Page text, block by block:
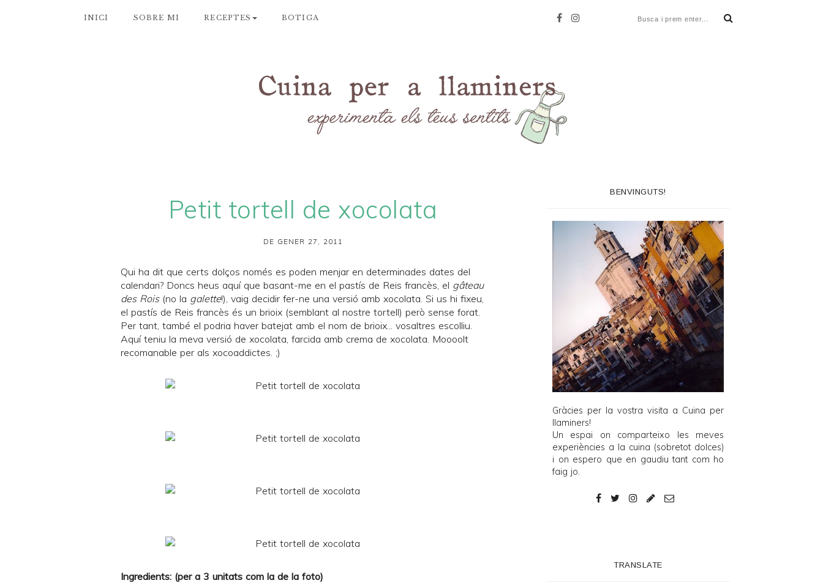
INICI SOBRE MI RECEPTES BOTIGA
Petit tortell de xocolata
DE GENER 27, 2011
Qui ha dit que certs dolços només es poden menjar en determinades dates del
calendari? Doncs heus aquí que basant-me en el pastís de Reis francès, el gâteau
des Rois (no la galette!), vaig decidir fer-ne una versió amb xocolata. Si us hi fixeu,
el pastís de Reis francès és un brioix (semblant al nostre tortell) però sense forat.
Per tant, també el podria haver batejat amb el nom de brioix... vosaltres escolliu.
Aquí teniu la meva versió de xocolata, farcida amb crema de xocolata. Moooolt
recomanable per als xocoaddictes. ;)
Ingredients: (per a 3 unitats com la de la foto)
BENVINGUTS!
Gràcies per la vostra visita a Cuina per
llaminers!
Un espai on comparteixo les meves
experiències a la cuina (sobretot dolces)
i on espero que en gaudiu tant com ho
faig jo.
TRANSLATE